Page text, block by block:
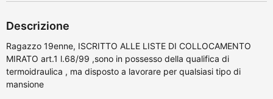
Descrizione
Ragazzo 19enne, ISCRITTO ALLE LISTE DI COLLOCAMENTO
MIRATO art.1 l.68/99 ,sono in possesso della qualifica di
termoidraulica , ma disposto a lavorare per qualsiasi tipo di
mansione